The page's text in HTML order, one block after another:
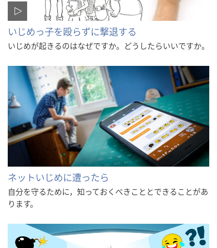
いじめっ子を殴らずに撃退する
いじめが起きるのはなぜですか。どうしたらいいですか。
ネットいじめに遭ったら
自分を守るために，知っておくべきこととできることがあ
ります。